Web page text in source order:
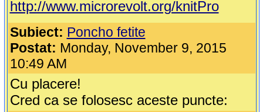
http://www.microrevolt.org/knitPro
Subiect: Poncho fetite
Postat: Monday, November 9, 2015
10:49 AM
Cu placere!
Cred ca se folosesc aceste puncte: